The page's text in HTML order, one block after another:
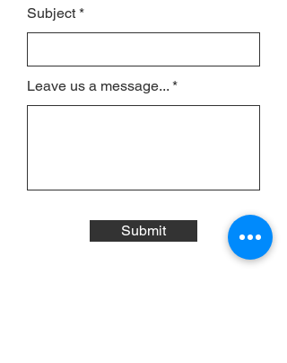
Subject
Leave us a message...
Submit